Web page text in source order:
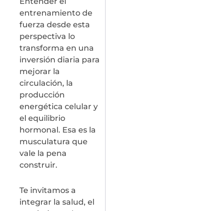
entrenamiento de
fuerza desde esta
perspectiva lo
transforma en una
inversión diaria para
mejorar la
circulación, la
producción
energética celular y
el equilibrio
hormonal. Esa es la
musculatura que
vale la pena
construir.
Te invitamos a
integrar la salud, el